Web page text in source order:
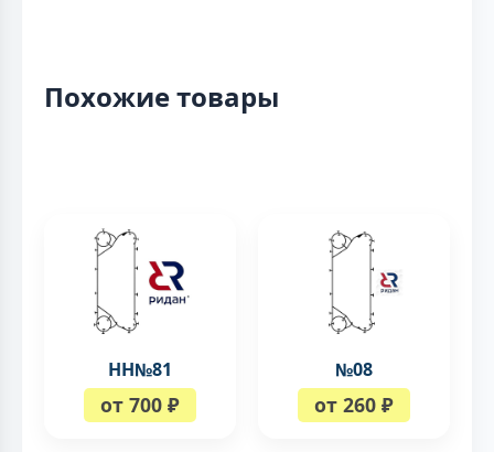
Похожие товары
НН№81
от 700 ₽
№08
от 260 ₽